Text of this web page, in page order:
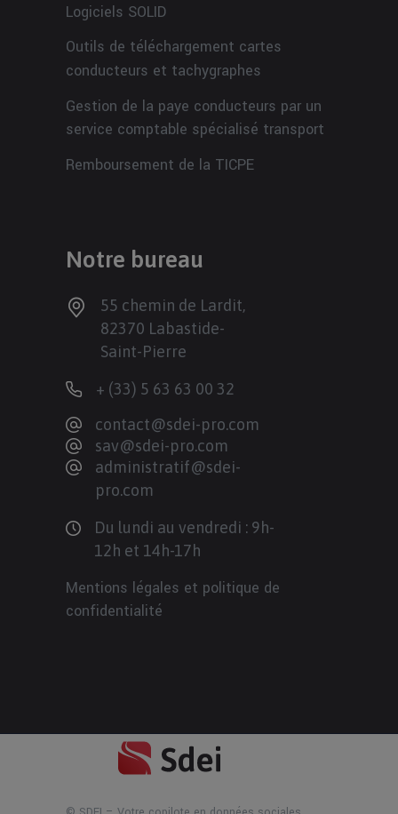
Logiciels SOLID
Outils de téléchargement cartes
conducteurs et tachygraphes
Gestion de la paye conducteurs par un
service comptable spécialisé transport
Remboursement de la TICPE
Notre bureau
55 chemin de Lardit,
82370 Labastide-
Saint-Pierre
+ (33) 5 63 63 00 32
contact@sdei-pro.com
sav@sdei-pro.com
administratif@sdei-
pro.com
Du lundi au vendredi : 9h-
12h et 14h-17h
Mentions légales et politique de
confidentialité